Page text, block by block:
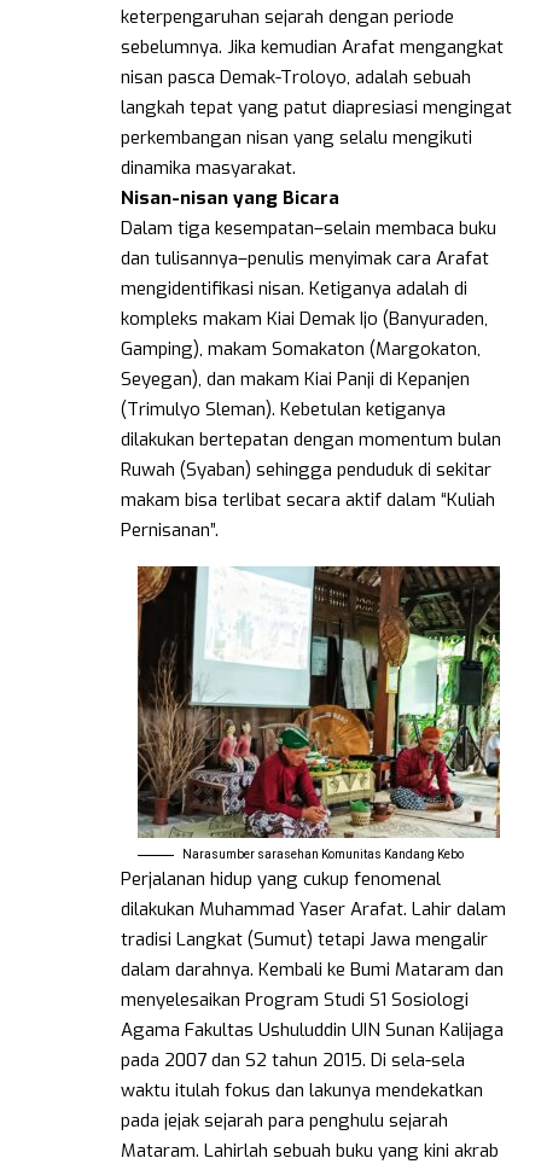
keterpengaruhan sejarah dengan periode
sebelumnya. Jika kemudian Arafat mengangkat
nisan pasca Demak-Troloyo, adalah sebuah
langkah tepat yang patut diapresiasi mengingat
perkembangan nisan yang selalu mengikuti
dinamika masyarakat.
Nisan-nisan yang Bicara
Dalam tiga kesempatan–selain membaca buku
dan tulisannya–penulis menyimak cara Arafat
mengidentifikasi nisan. Ketiganya adalah di
kompleks makam Kiai Demak Ijo (Banyuraden,
Gamping), makam Somakaton (Margokaton,
Seyegan), dan makam Kiai Panji di Kepanjen
(Trimulyo Sleman). Kebetulan ketiganya
dilakukan bertepatan dengan momentum bulan
Ruwah (Syaban) sehingga penduduk di sekitar
makam bisa terlibat secara aktif dalam “Kuliah
Pernisanan”.
Narasumber sarasehan Komunitas Kandang Kebo
Perjalanan hidup yang cukup fenomenal
dilakukan Muhammad Yaser Arafat. Lahir dalam
tradisi Langkat (Sumut) tetapi Jawa mengalir
dalam darahnya. Kembali ke Bumi Mataram dan
menyelesaikan Program Studi S1 Sosiologi
Agama Fakultas Ushuluddin UIN Sunan Kalijaga
pada 2007 dan S2 tahun 2015. Di sela-sela
waktu itulah fokus dan lakunya mendekatkan
pada jejak sejarah para penghulu sejarah
Mataram. Lahirlah sebuah buku yang kini akrab